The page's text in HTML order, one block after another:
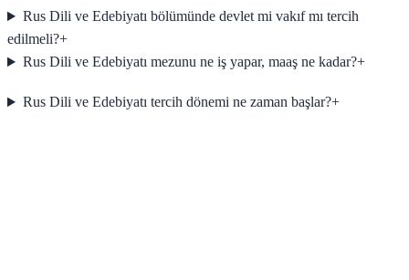
Rus Dili ve Edebiyatı bölümünde devlet mi vakıf mı tercih
edilmeli?+
Rus Dili ve Edebiyatı mezunu ne iş yapar, maaş ne kadar?+
Rus Dili ve Edebiyatı tercih dönemi ne zaman başlar?+